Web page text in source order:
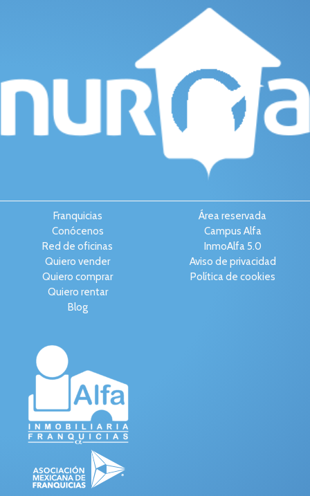
Franquicias
Conócenos
Red de oficinas
Quiero vender
Quiero comprar
Quiero rentar
Blog
Área reservada
Campus Alfa
InmoAlfa 5.0
Aviso de privacidad
Política de cookies